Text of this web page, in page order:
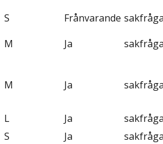
S Frånvarande
M Ja
M Ja
L Ja
S Ja